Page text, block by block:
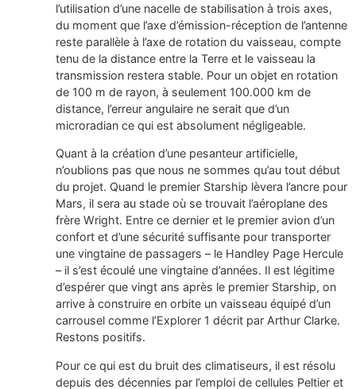
l’utilisation d’une nacelle de stabilisation à trois axes,
du moment que l’axe d’émission-réception de l’antenne
reste parallèle à l’axe de rotation du vaisseau, compte
tenu de la distance entre la Terre et le vaisseau la
transmission restera stable. Pour un objet en rotation
de 100 m de rayon, à seulement 100.000 km de
distance, l’erreur angulaire ne serait que d’un
microradian ce qui est absolument négligeable.
Quant à la création d’une pesanteur artificielle,
n’oublions pas que nous ne sommes qu’au tout début
du projet. Quand le premier Starship lèvera l’ancre pour
Mars, il sera au stade où se trouvait l’aéroplane des
frère Wright. Entre ce dernier et le premier avion d’un
confort et d’une sécurité suffisante pour transporter
une vingtaine de passagers – le Handley Page Hercule
– il s’est écoulé une vingtaine d’années. Il est légitime
d’espérer que vingt ans après le premier Starship, on
arrive à construire en orbite un vaisseau équipé d’un
carrousel comme l’Explorer 1 décrit par Arthur Clarke.
Restons positifs.
Pour ce qui est du bruit des climatiseurs, il est résolu
depuis des décennies par l’emploi de cellules Peltier et